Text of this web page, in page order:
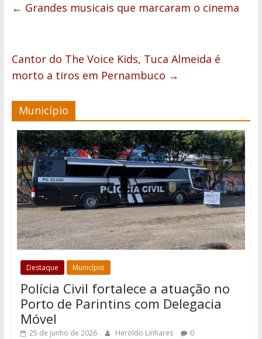
← Grandes musicais que marcaram o cinema
Cantor do The Voice Kids, Tuca Almeida é
morto a tiros em Pernambuco →
Município
Destaque Município
Polícia Civil fortalece a atuação no
Porto de Parintins com Delegacia
Móvel
25 de junho de 2026 Heroldo Linhares 0